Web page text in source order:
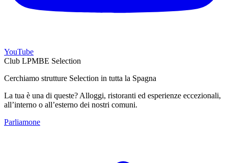
YouTube
Club LPMBE Selection
Cerchiamo strutture Selection in tutta la Spagna
La tua è una di queste? Alloggi, ristoranti ed esperienze eccezionali,
all’interno o all’esterno dei nostri comuni.
Parliamone